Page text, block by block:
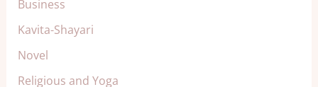
Business
Kavita-Shayari
Novel
Religious and Yoga